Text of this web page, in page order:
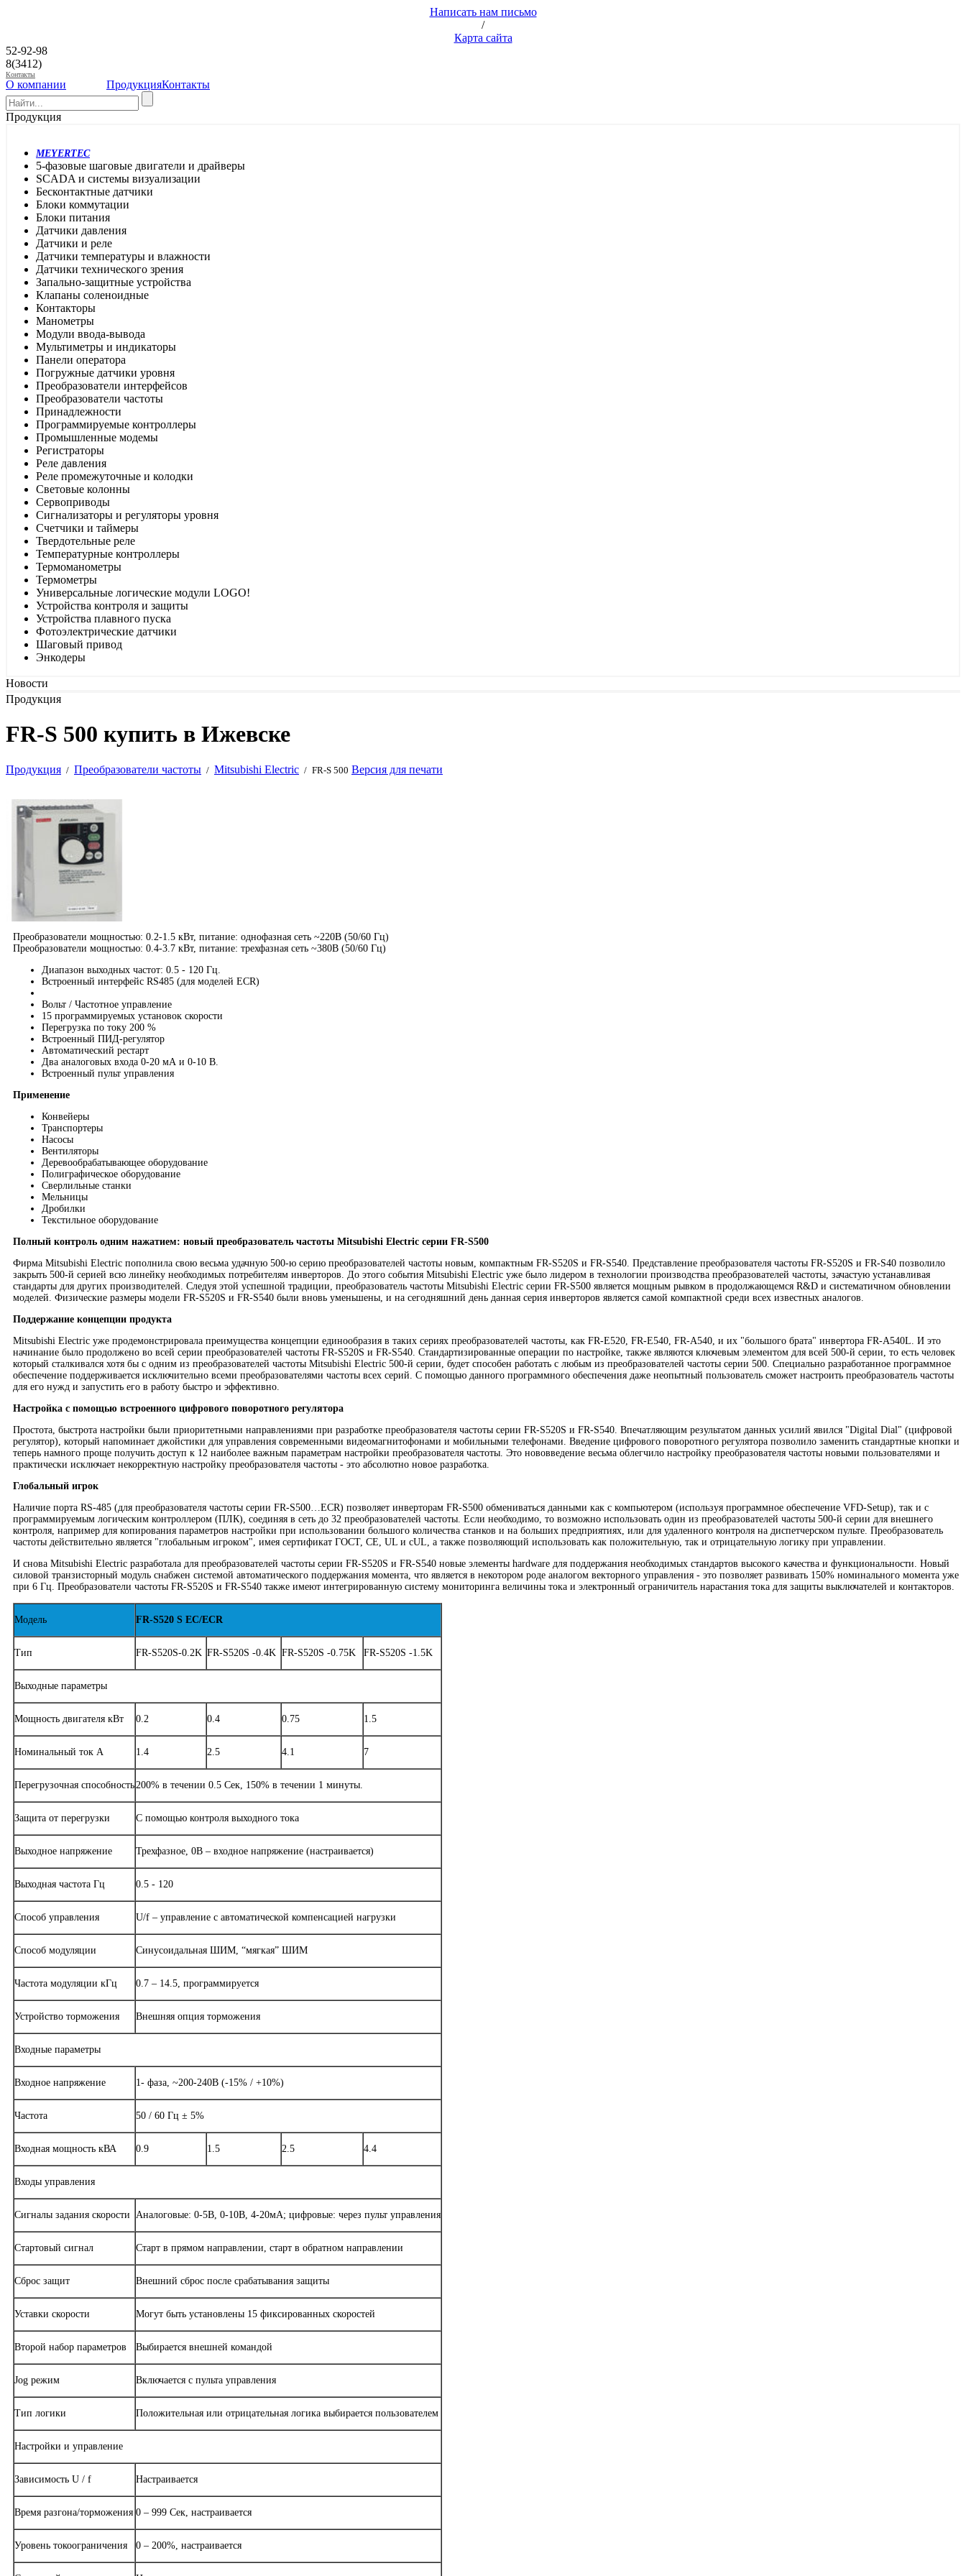
Написать нам письмо
/
Карта сайта
52-92-98
8(3412)
Контакты
О компании ПродукцияКонтакты
Продукция
MEYERTEC
5-фазовые шаговые двигатели и драйверы
SCADA и системы визуализации
Бесконтактные датчики
Блоки коммутации
Блоки питания
Датчики давления
Датчики и реле
Датчики температуры и влажности
Датчики технического зрения
Запально-защитные устройства
Клапаны соленоидные
Контакторы
Манометры
Модули ввода-вывода
Мультиметры и индикаторы
Панели оператора
Погружные датчики уровня
Преобразователи интерфейсов
Преобразователи частоты
Принадлежности
Программируемые контроллеры
Промышленные модемы
Регистраторы
Реле давления
Реле промежуточные и колодки
Световые колонны
Сервоприводы
Сигнализаторы и регуляторы уровня
Счетчики и таймеры
Твердотельные реле
Температурные контроллеры
Термоманометры
Термометры
Универсальные логические модули LOGO!
Устройства контроля и защиты
Устройства плавного пуска
Фотоэлектрические датчики
Шаговый привод
Энкодеры
Новости
Продукция
FR-S 500 купить в Ижевске
Продукция / Преобразователи частоты / Mitsubishi Electric / FR-S 500 Версия для печати
Преобразователи мощностью: 0.2-1.5 кВт, питание: однофазная сеть ~220В (50/60 Гц)
Преобразователи мощностью: 0.4-3.7 кВт, питание: трехфазная сеть ~380В (50/60 Гц)
Диапазон выходных частот: 0.5 - 120 Гц.
Встроенный интерфейс RS485 (для моделей ECR)
Вольт / Частотное управление
15 программируемых установок скорости
Перегрузка по току 200 %
Встроенный ПИД-регулятор
Автоматический рестарт
Два аналоговых входа 0-20 мА и 0-10 В.
Встроенный пульт управления
Применение
Конвейеры
Транспортеры
Насосы
Вентиляторы
Деревообрабатывающее оборудование
Полиграфическое оборудование
Сверлильные станки
Мельницы
Дробилки
Текстильное оборудование
Полный контроль одним нажатием: новый преобразователь частоты Mitsubishi Electric серии FR-S500
Фирма Mitsubishi Electric пополнила свою весьма удачную 500-ю серию преобразователей частоты новым, компактным FR-S520S и FR-S540. Представление преобразователя частоты FR-S520S и FR-S40 позволило
закрыть 500-й серией всю линейку необходимых потребителям инверторов. До этого события Mitsubishi Electric уже было лидером в технологии производства преобразователей частоты, зачастую устанавливая
стандарты для других производителей. Следуя этой успешной традиции, преобразователь частоты Mitsubishi Electric серии FR-S500 является мощным рывком в продолжающемся R&D и систематичном обновлении
моделей. Физические размеры модели FR-S520S и FR-S540 были вновь уменьшены, и на сегодняшний день данная серия инверторов является самой компактной среди всех известных аналогов.
Поддержание концепции продукта
Mitsubishi Electric уже продемонстрировала преимущества концепции единообразия в таких сериях преобразователей частоты, как FR-E520, FR-E540, FR-A540, и их "большого брата" инвертора FR-A540L. И это
начинание было продолжено во всей серии преобразователей частоты FR-S520S и FR-S540. Стандартизированные операции по настройке, также являются ключевым элементом для всей 500-й серии, то есть человек
который сталкивался хотя бы с одним из преобразователей частоты Mitsubishi Electric 500-й серии, будет способен работать с любым из преобразователей частоты серии 500. Специально разработанное программное
обеспечение поддерживается исключительно всеми преобразователями частоты всех серий. С помощью данного программного обеспечения даже неопытный пользователь сможет настроить преобразователь частоты
для его нужд и запустить его в работу быстро и эффективно.
Настройка с помощью встроенного цифрового поворотного регулятора
Простота, быстрота настройки были приоритетными направлениями при разработке преобразователя частоты серии FR-S520S и FR-S540. Впечатляющим результатом данных усилий явился "Digital Dial" (цифровой
регулятор), который напоминает джойстики для управления современными видеомагнитофонами и мобильными телефонами. Введение цифрового поворотного регулятора позволило заменить стандартные кнопки и
теперь намного проще получить доступ к 12 наиболее важным параметрам настройки преобразователя частоты. Это нововведение весьма облегчило настройку преобразователя частоты новыми пользователями и
практически исключает некорректную настройку преобразователя частоты - это абсолютно новое разработка.
Глобальный игрок
Наличие порта RS-485 (для преобразователя частоты серии FR-S500…ECR) позволяет инверторам FR-S500 обмениваться данными как с компьютером (используя программное обеспечение VFD-Setup), так и с
программируемым логическим контроллером (ПЛК), соединяя в сеть до 32 преобразователей частоты. Если необходимо, то возможно использовать один из преобразователей частоты 500-й серии для внешнего
контроля, например для копирования параметров настройки при использовании большого количества станков и на больших предприятиях, или для удаленного контроля на диспетчерском пульте. Преобразователь
частоты действительно является "глобальным игроком", имея сертификат ГОСТ, CE, UL и cUL, а также позволяющий использовать как положительную, так и отрицательную логику при управлении.
И снова Mitsubishi Electric разработала для преобразователей частоты серии FR-S520S и FR-S540 новые элементы hardware для поддержания необходимых стандартов высокого качества и функциональности. Новый
силовой транзисторный модуль снабжен системой автоматического поддержания момента, что является в некотором роде аналогом векторного управления - это позволяет развивать 150% номинального момента уже
при 6 Гц. Преобразователи частоты FR-S520S и FR-S540 также имеют интегрированную систему мониторинга величины тока и электронный ограничитель нарастания тока для защиты выключателей и контакторов.
Модель FR-S520 S EC/ECR
Тип FR-S520S-0.2K FR-S520S -0.4K FR-S520S -0.75K FR-S520S -1.5K
Выходные параметры
Мощность двигателя кВт 0.2 0.4 0.75 1.5
Номинальный ток А 1.4 2.5 4.1 7
Перегрузочная способность 200% в течении 0.5 Сек, 150% в течении 1 минуты.
Защита от перегрузки С помощью контроля выходного тока
Выходное напряжение Трехфазное, 0В – входное напряжение (настраивается)
Выходная частота Гц 0.5 - 120
Способ управления U/f – управление с автоматической компенсацией нагрузки
Способ модуляции Синусоидальная ШИМ, “мягкая” ШИМ
Частота модуляции кГц 0.7 – 14.5, программируется
Устройство торможения Внешняя опция торможения
Входные параметры
Входное напряжение 1- фаза, ~200-240В (-15% / +10%)
Частота 50 / 60 Гц ± 5%
Входная мощность кВА 0.9 1.5 2.5 4.4
Входы управления
Сигналы задания скорости Аналоговые: 0-5В, 0-10В, 4-20мА; цифровые: через пульт управления
Стартовый сигнал Старт в прямом направлении, старт в обратном направлении
Сброс защит Внешний сброс после срабатывания защиты
Уставки скорости Могут быть установлены 15 фиксированных скоростей
Второй набор параметров Выбирается внешней командой
Jog режим Включается с пульта управления
Тип логики Положительная или отрицательная логика выбирается пользователем
Настройки и управление
Зависимость U / f Настраивается
Время разгона/торможения 0 – 999 Сек, настраивается
Уровень токоограничения 0 – 200%, настраивается